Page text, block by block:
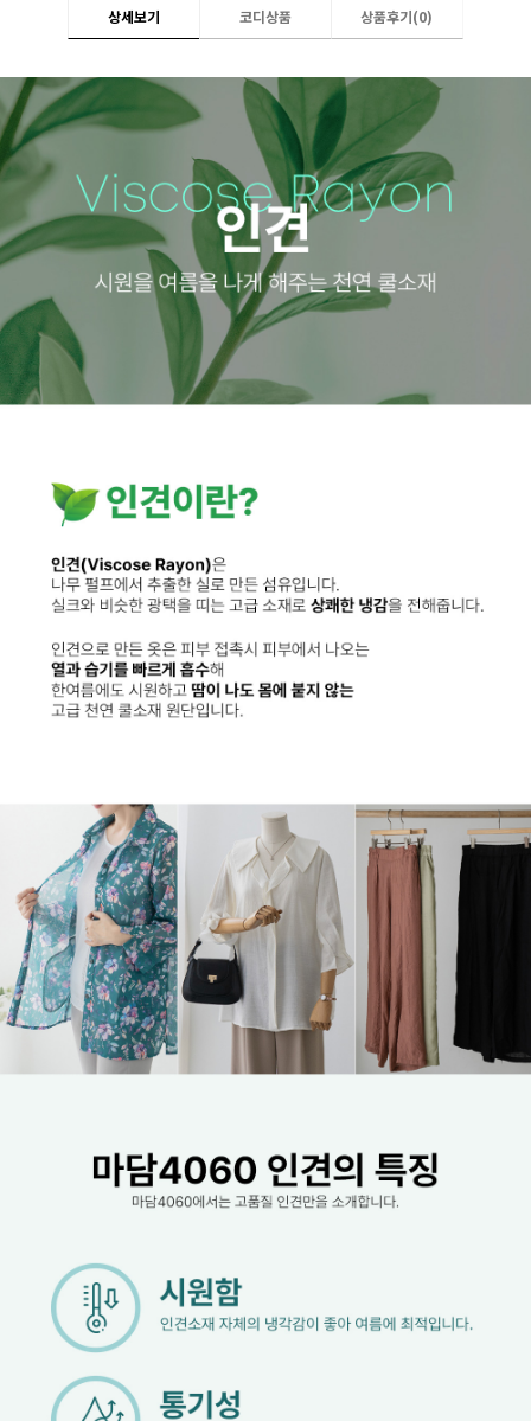
상세보기 코디상품 상품후기(0)